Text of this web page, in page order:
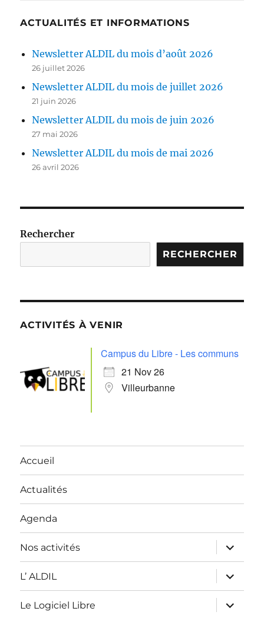
ACTUALITÉS ET INFORMATIONS
Newsletter ALDIL du mois d’août 2026
26 juillet 2026
Newsletter ALDIL du mois de juillet 2026
21 juin 2026
Newsletter ALDIL du mois de juin 2026
27 mai 2026
Newsletter ALDIL du mois de mai 2026
26 avril 2026
Rechercher
RECHERCHER
ACTIVITÉS À VENIR
Campus du Libre - Les communs
21 Nov 26
Villeurbanne
Accueil
Actualités
Agenda
Nos activités
ouvrir
le
sous-
menu
L’ ALDIL
ouvrir
le
sous-
menu
Le Logiciel Libre
ouvrir
le